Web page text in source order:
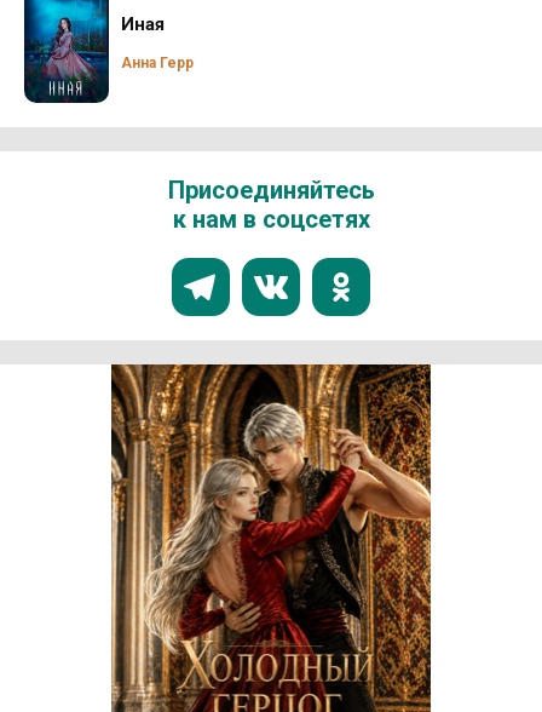
Иная
Анна Герр
Присоединяйтесь
к нам в соцсетях